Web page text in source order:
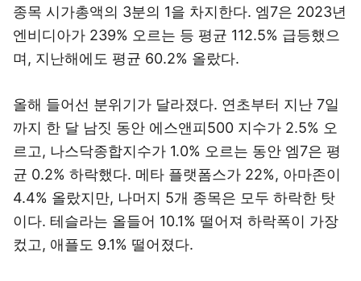
종목 시가총액의 3분의 1을 차지한다. 엠7은 2023년
엔비디아가 239% 오르는 등 평균 112.5% 급등했으
며, 지난해에도 평균 60.2% 올랐다.
올해 들어선 분위기가 달라졌다. 연초부터 지난 7일
까지 한 달 남짓 동안 에스앤피500 지수가 2.5% 오
르고, 나스닥종합지수가 1.0% 오르는 동안 엠7은 평
균 0.2% 하락했다. 메타 플랫폼스가 22%, 아마존이
4.4% 올랐지만, 나머지 5개 종목은 모두 하락한 탓
이다. 테슬라는 올들어 10.1% 떨어져 하락폭이 가장
컸고, 애플도 9.1% 떨어졌다.